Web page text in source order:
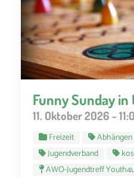
Funny Sunday in
11. Oktober 2026 -
Freizeit Abhängen
Jugendverband
AWO-Jugendtreff